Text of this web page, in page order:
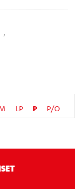
,
LP P P/O